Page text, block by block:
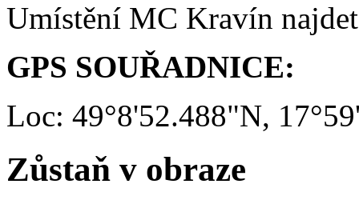
Umístění MC Kravín
GPS SOUŘADNICE:
Loc: 49°8'52.488"N,
Zůstaň v obraze